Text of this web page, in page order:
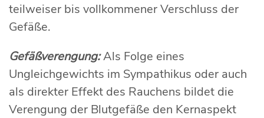
teilweiser bis vollkommener Verschluss der
Gefäße.
Gefäßverengung:Als Folge eines
Ungleichgewichts im Sympathikus oder auch
als direkter Effekt des Rauchens bildet die
Verengung der Blutgefäße den Kernaspekt